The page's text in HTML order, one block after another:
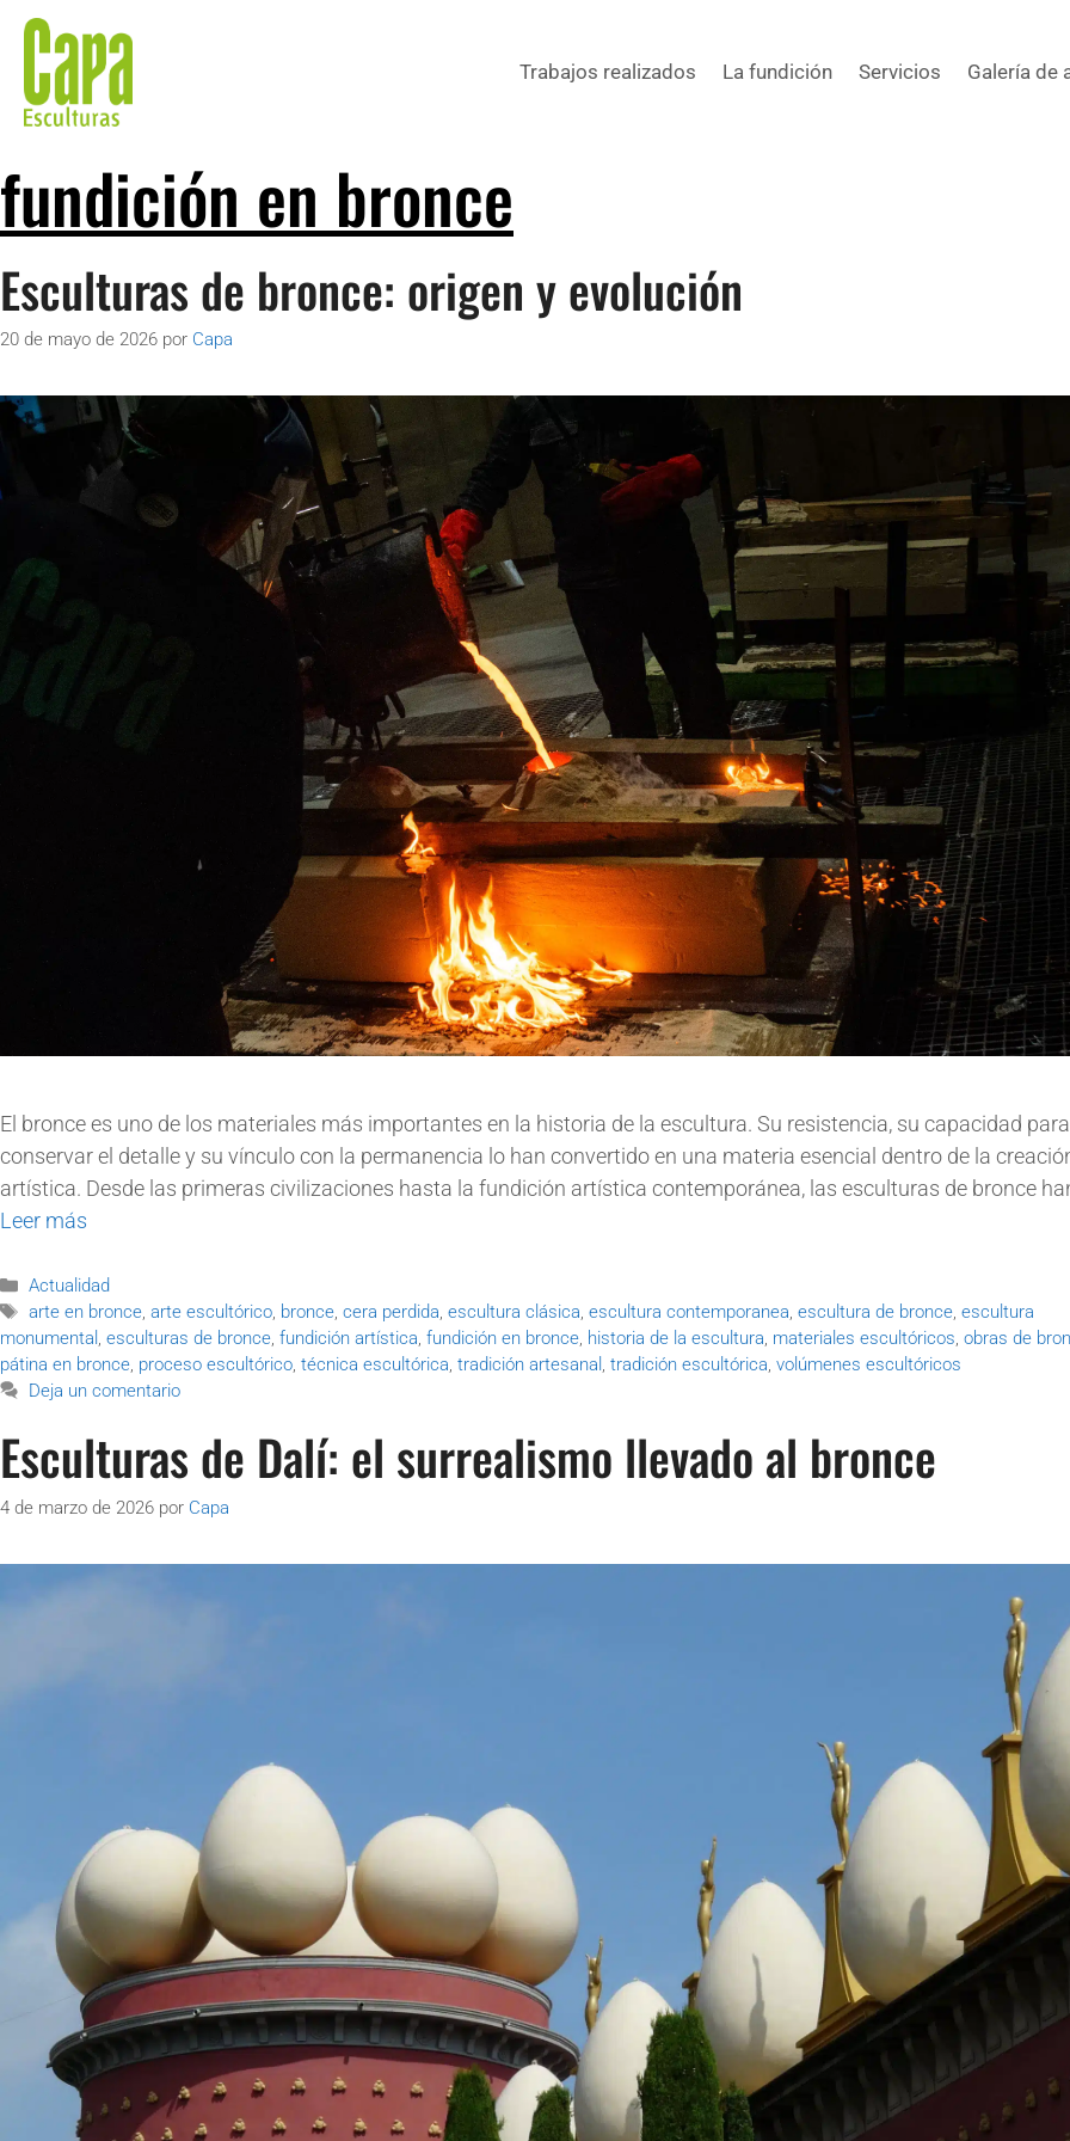
Trabajos realizados La fundición Servicios Galería de
fundición en bronce
Esculturas de bronce: origen y evolución
20 de mayo de 2026 por Capa
El bronce es uno de los materiales más importantes en la historia de la escultura. Su resistencia, su capacidad para
conservar el detalle y su vínculo con la permanencia lo han convertido en una materia esencial dentro de la
artística. Desde las primeras civilizaciones hasta la fundición artística contemporánea, las esculturas de bronce
Leer más
Actualidad
arte en bronce,arte escultórico, bronce,cera perdida,escultura clásica,escultura contemporanea,escultura de bronce,escultura
monumental , esculturas de bronce, fundición artística, fundición en bronce, historia de la escultura, materiales escultóricos, obras de
pátina en bronce, proceso escultórico, técnica escultórica, tradición artesanal , tradición escultórica, volúmenes escultóricos
Deja un comentario
Esculturas de Dalí: el surrealismo llevado al bronce
4 de marzo de 2026 por Capa